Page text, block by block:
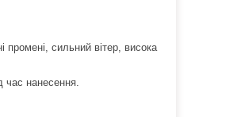
промені, сильний вітер, висока
час нанесення.